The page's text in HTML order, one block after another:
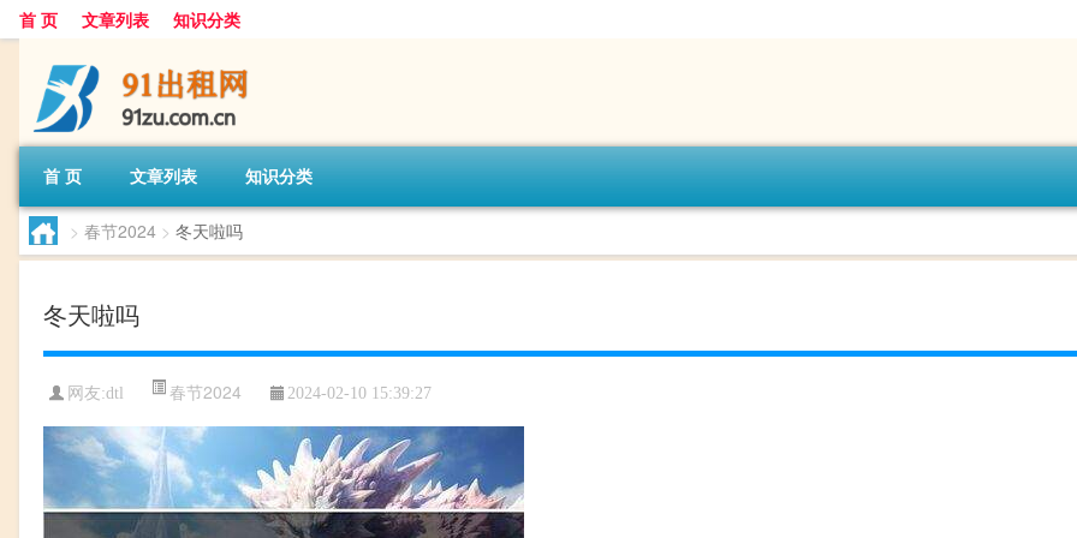
首 页 文章列表 知识分类
首 页 文章列表 知识分类
> 春节2024 > 冬天啦吗
冬天啦吗
网友:dtl 春节2024 2024-02-10 15:39:27